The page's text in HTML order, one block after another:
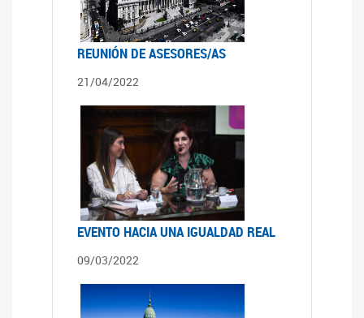
REUNIÓN DE ASESORES/AS
21/04/2022
EVENTO HACIA UNA IGUALDAD REAL
09/03/2022